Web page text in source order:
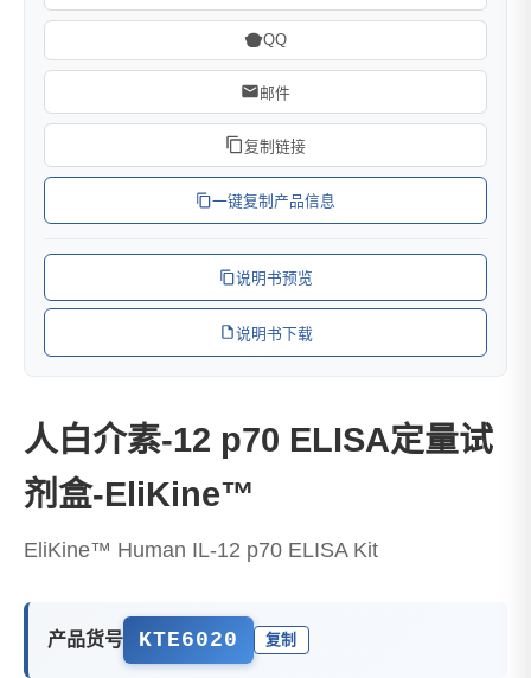
QQ
邮件
复制链接
一键复制产品信息
说明书预览
说明书下载
人白介素-12 p70 ELISA定量试
剂盒-EliKine™
EliKine™ Human IL-12 p70 ELISA Kit
产品货号 KTE6020 复制